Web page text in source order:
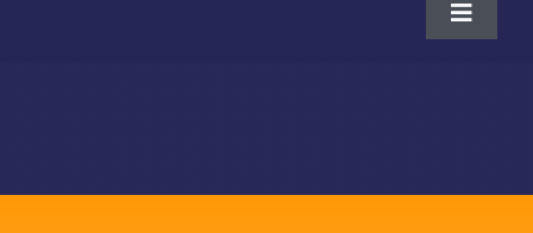
Toggle